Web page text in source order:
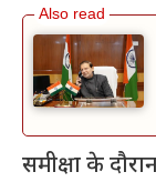
समीक्षा के